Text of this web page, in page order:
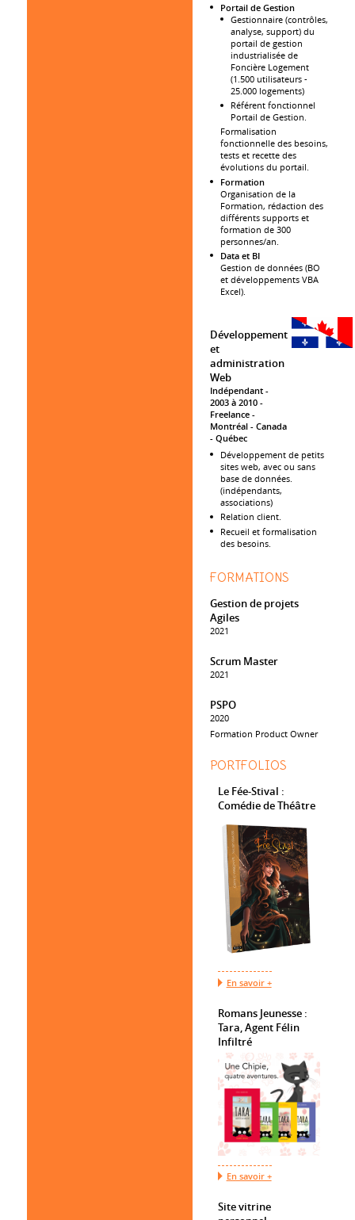
Portail de Gestion
Gestionnaire (contrôles,
analyse, support) du
portail de gestion
industrialisée de
Foncière Logement
(1.500 utilisateurs -
25.000 logements)
Référent fonctionnel
Portail de Gestion.
Formalisation
fonctionnelle des besoins,
tests et recette des
évolutions du portail.
Formation
Organisation de la
Formation, rédaction des
différents supports et
formation de 300
personnes/an.
Data et BI
Gestion de données (BO
et développements VBA
Excel).
Développement
et
administration
Web
Indépendant
2003 à 2010
Freelance
Montréal
Canada
- Québec
Développement de petits
sites web, avec ou sans
base de données.
(indépendants,
associations)
Relation client.
Recueil et formalisation
des besoins.
FORMATIONS
Gestion de projets
Agiles
2021
Scrum Master
2021
PSPO
2020
Formation Product Owner
PORTFOLIOS
Le Fée-Stival :
Comédie de Théâtre
En savoir +
Romans Jeunesse :
Tara, Agent Félin
Infiltré
En savoir +
Site vitrine